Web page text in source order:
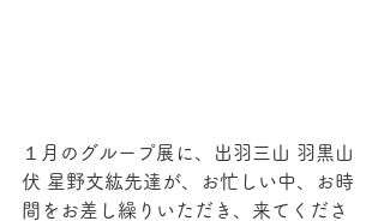
１月のグループ展に、出羽三山 羽黒山
伏 星野文紘先達が、お忙しい中、お時
間をお差し繰りいただき、来てくださ